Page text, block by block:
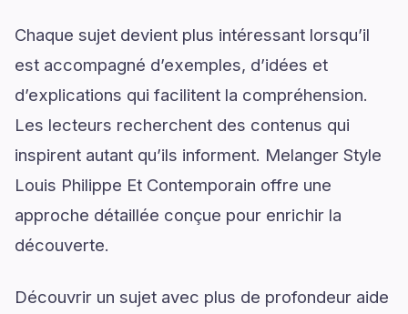
Chaque sujet devient plus intéressant lorsqu’il
est accompagné d’exemples, d’idées et
d’explications qui facilitent la compréhension.
Les lecteurs recherchent des contenus qui
inspirent autant qu’ils informent. Melanger Style
Louis Philippe Et Contemporain offre une
approche détaillée conçue pour enrichir la
découverte.
Découvrir un sujet avec plus de profondeur aide